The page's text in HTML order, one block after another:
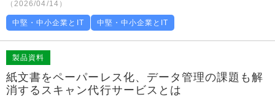
（2026/04/14）
中堅・中小企業とIT 中堅・中小企業とIT
製品資料
紙文書をペーパーレス化、データ管理の課題も解
消するスキャン代行サービスとは